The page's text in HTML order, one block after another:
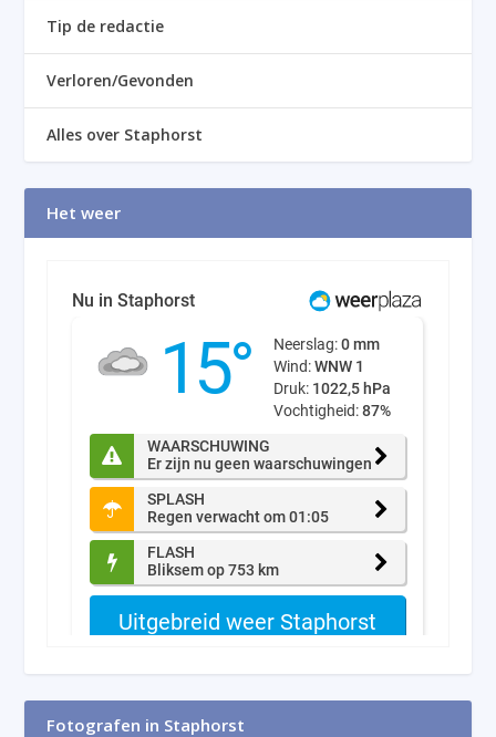
Tip de redactie
Verloren/Gevonden
Alles over Staphorst
Het weer
Fotografen in Staphorst